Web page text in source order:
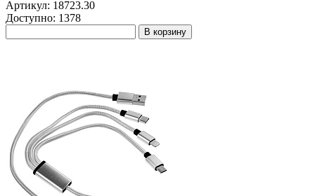
Артикул: 18723.30
Доступно: 1378
В корзину